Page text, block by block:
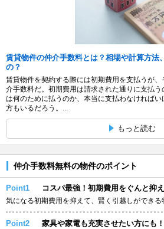
賃貸物件の仲介手数料とは？相場や計算方法
の？
賃貸物件を契約する際には初期費用を支払うが
介手数料だ。初期費用は請求された通りに支払
は何のために払うのか、本当に支払わなければい
方もいるだろう。...
もっと読む
仲介手数料無料の物件のポイント
Point1 コスパ最強！初期費用をぐんと抑
気になる初期費用を抑えて、賢く引越しができる
Point2 家具や家電も充実させたい方にも！